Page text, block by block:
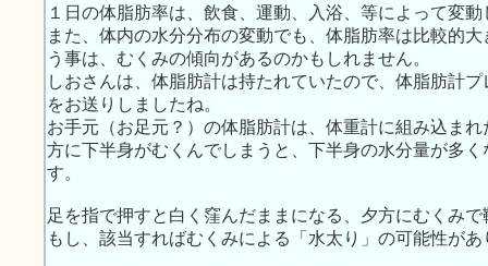
１日の体脂肪率は、飲食、運動、入浴、等によって変動
また、体内の水分分布の変動でも、体脂肪率は比較的
う事は、むくみの傾向があるのかもしれません。
しおさんは、体脂肪計は持たれていたので、体脂肪計
をお送りしましたね。
お手元（お足元？）の体脂肪計は、体重計に組み込ま
方に下半身がむくんでしまうと、下半身の水分量が多
す。
足を指で押すと白く窪んだままになる、夕方にむくみ
もし、該当すればむくみによる「水太り」の可能性があ